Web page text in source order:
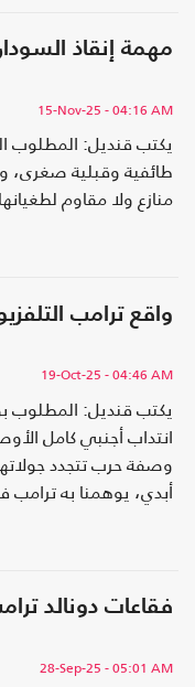
مهمة إنقاذ
15-Nov-25 - 04:16 AM
يكتب قنديل: المطلوب
طائفية وقبلية صغرى،
منازع ولا مقاوم
واقع ترامب
19-Oct-25 - 04:46 AM
يكتب قنديل:
انتداب أجنبي كامل
وصفة حرب تتجدد
أبدي، يوهمنا به
فقاعات دونالد
28-Sep-25 - 05:01 AM